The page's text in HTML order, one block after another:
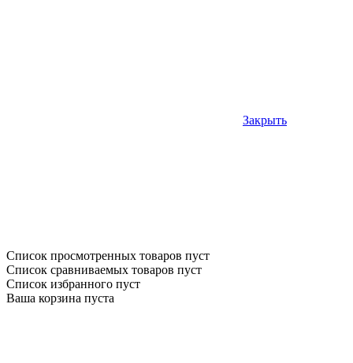
Закрыть
Список просмотренных товаров пуст
Список сравниваемых товаров пуст
Список избранного пуст
Ваша корзина пуста